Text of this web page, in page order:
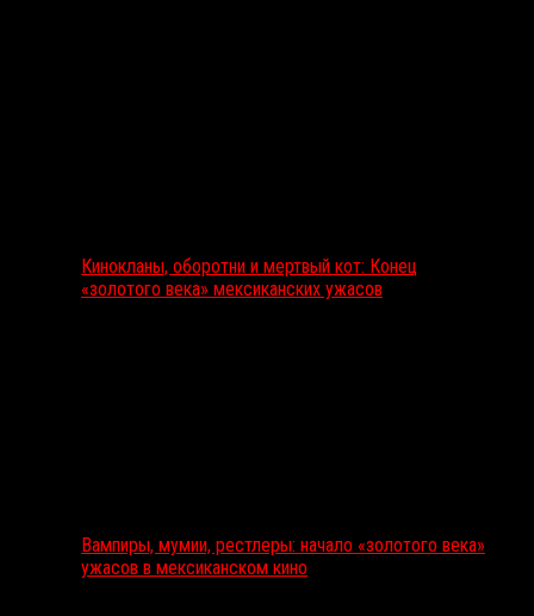
Кинокланы, оборотни и мертвый кот: Конец
«золотого века» мексиканских ужасов
Вампиры, мумии, рестлеры: начало «золотого века»
ужасов в мексиканском кино